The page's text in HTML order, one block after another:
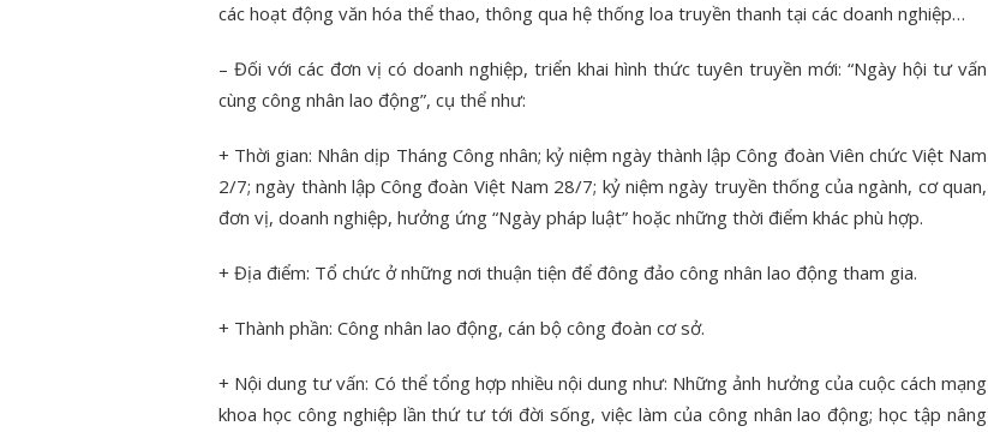
các hoạt động văn hóa thể thao, thông qua hệ thống loa truyền thanh tại các doanh nghiệp…
– Đối với các đơn vị có doanh nghiệp, triển khai hình thức tuyên truyền mới: “Ngày hội tư vấn
cùng công nhân lao động”, cụ thể như:
+ Thời gian: Nhân dịp Tháng Công nhân; kỷ niệm ngày thành lập Công đoàn Viên chức Việt Nam
2/7; ngày thành lập Công đoàn Việt Nam 28/7; kỷ niệm ngày truyền thống của ngành, cơ quan,
đơn vị, doanh nghiệp, hưởng ứng “Ngày pháp luật” hoặc những thời điểm khác phù hợp.
+ Địa điểm: Tổ chức ở những nơi thuận tiện để đông đảo công nhân lao động tham gia.
+ Thành phần: Công nhân lao động, cán bộ công đoàn cơ sở.
+ Nội dung tư vấn: Có thể tổng hợp nhiều nội dung như: Những ảnh hưởng của cuộc cách mạng
khoa học công nghiệp lần thứ tư tới đời sống, việc làm của công nhân lao động; học tập nâng